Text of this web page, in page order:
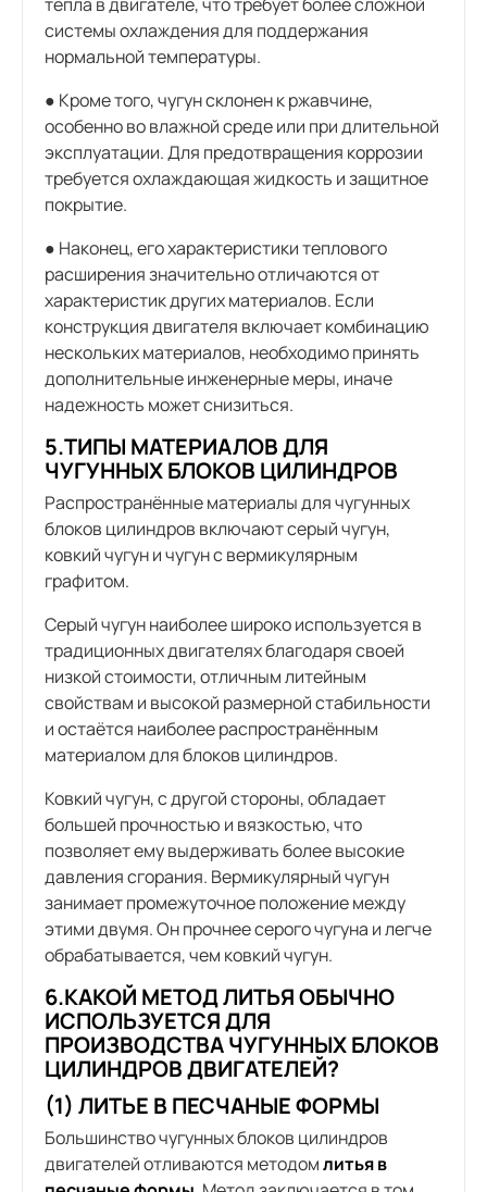
системы охлаждения для поддержания
нормальной температуры.
● Кроме того, чугун склонен к ржавчине,
особенно во влажной среде или при длительной
эксплуатации. Для предотвращения коррозии
требуется охлаждающая жидкость и защитное
покрытие.
● Наконец, его характеристики теплового
расширения значительно отличаются от
характеристик других материалов. Если
конструкция двигателя включает комбинацию
нескольких материалов, необходимо принять
дополнительные инженерные меры, иначе
надежность может снизиться.
5.ТИПЫ МАТЕРИАЛОВ ДЛЯ
ЧУГУННЫХ БЛОКОВ ЦИЛИНДРОВ
Распространённые материалы для чугунных
блоков цилиндров включают серый чугун,
ковкий чугун и чугун с вермикулярным
графитом.
Серый чугун наиболее широко используется в
традиционных двигателях благодаря своей
низкой стоимости, отличным литейным
свойствам и высокой размерной стабильности
и остаётся наиболее распространённым
материалом для блоков цилиндров.
Ковкий чугун, с другой стороны, обладает
большей прочностью и вязкостью, что
позволяет ему выдерживать более высокие
давления сгорания. Вермикулярный чугун
занимает промежуточное положение между
этими двумя. Он прочнее серого чугуна и легче
обрабатывается, чем ковкий чугун.
6.КАКОЙ МЕТОД ЛИТЬЯ ОБЫЧНО
ИСПОЛЬЗУЕТСЯ ДЛЯ
ПРОИЗВОДСТВА ЧУГУННЫХ БЛОКОВ
ЦИЛИНДРОВ ДВИГАТЕЛЕЙ?
(1) ЛИТЬЕ В ПЕСЧАНЫЕ ФОРМЫ
Большинство чугунных блоков цилиндров
двигателей отливаются методомлитья в